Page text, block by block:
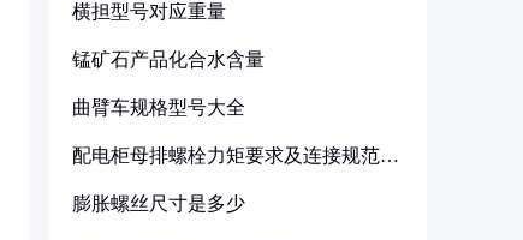
横担型号对应重量
锰矿石产品化合水含量
曲臂车规格型号大全
配电柜母排螺栓力矩要求及连接规范详
膨胀螺丝尺寸是多少